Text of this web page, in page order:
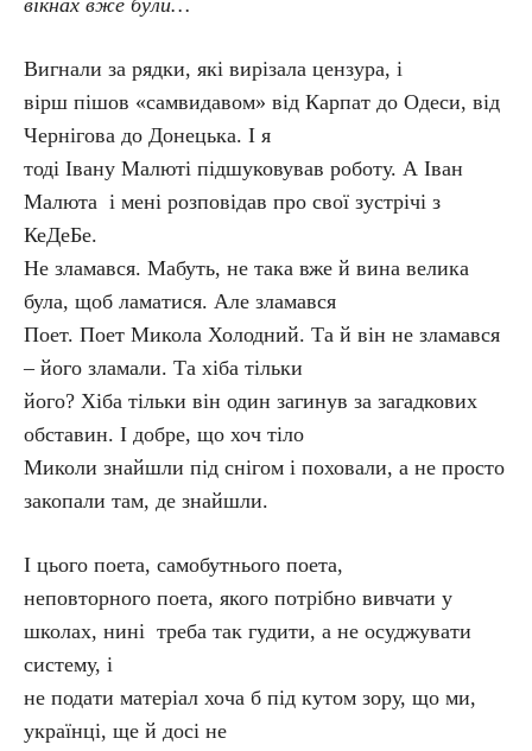
вікнах вже були…
Вигнали за рядки, які вирізала цензура, і
вірш пішов «самвидавом» від Карпат до Одеси, від
Чернігова до Донецька. І я
тоді Івану Малюті підшуковував роботу. А Іван
Малюта і мені розповідав про свої зустрічі з
КеДеБе.
Не зламався. Мабуть, не така вже й вина велика
була, щоб ламатися. Але зламався
Поет. Поет Микола Холодний. Та й він не зламався
– його зламали. Та хіба тільки
його? Хіба тільки він один загинув за загадкових
обставин. І добре, що хоч тіло
Миколи знайшли під снігом і поховали, а не просто
закопали там, де знайшли.
І цього поета, самобутнього поета,
неповторного поета, якого потрібно вивчати у
школах, нині треба так гудити, а не осуджувати
систему, і
не подати матеріал хоча б під кутом зору, що ми,
українці, ще й досі не